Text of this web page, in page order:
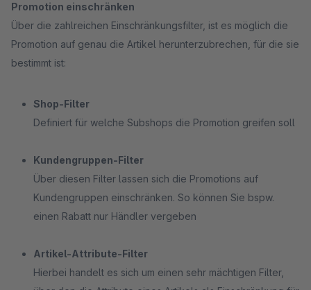
Promotion einschränken
Über die zahlreichen Einschränkungsfilter, ist es möglich die
Promotion auf genau die Artikel herunterzubrechen, für die sie
bestimmt ist:
Shop-Filter
Definiert für welche Subshops die Promotion greifen soll
Kundengruppen-Filter
Über diesen Filter lassen sich die Promotions auf
Kundengruppen einschränken. So können Sie bspw.
einen Rabatt nur Händler vergeben
Artikel-Attribute-Filter
Hierbei handelt es sich um einen sehr mächtigen Filter,